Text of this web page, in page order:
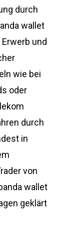
durch
wallet
und
wie bei
oder
durch
in
von
wallet
geklärt